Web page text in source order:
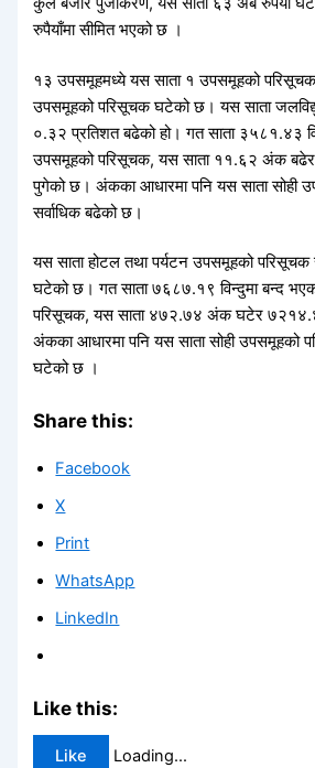
रुपैयाँमा सीमित भएको छ ।
१३ उपसमूहमध्ये यस साता १ उपसमूहको
उपसमूहको परिसूचक घटेको छ। यस साता
०.३२ प्रतिशत बढेको हो। गत साता ३५८१.४३
उपसमूहको परिसूचक, यस साता ११.६२ अंक
पुगेको छ। अंकका आधारमा पनि यस साता सोही
सर्वाधिक बढेको छ।
यस साता होटल तथा पर्यटन उपसमूहको परिसूचक
घटेको छ। गत साता ७६८७.१९ विन्दुमा बन्द
परिसूचक, यस साता ४७२.७४ अंक घटेर
अंकका आधारमा पनि यस साता सोही उपसमूहको
घटेको छ ।
Share this:
Facebook
X
Print
WhatsApp
LinkedIn
Like this:
Like Loading...